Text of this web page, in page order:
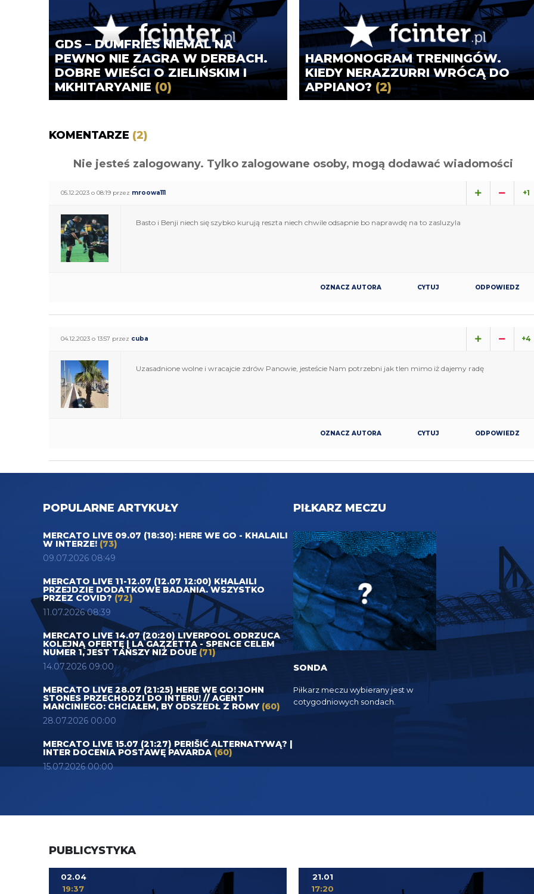
GDS – DUMFRIES NIEMAL NA
PEWNO NIE ZAGRA W DERBACH.
DOBRE WIEŚCI O ZIELIŃSKIM I
MKHITARYANIE(0)
HARMONOGRAM TRENINGÓW.
KIEDY NERAZZURRI WRÓCĄ DO
APPIANO? (2)
KOMENTARZE (2)
Nie jesteś zalogowany. Tylko zalogowane osoby, mogą dodawać wiadomości
05.12.2023 o 08:19 przez mroowa111 +1
Basto i Benji niech się szybko kurują reszta niech chwile odsapnie bo naprawdę na to zasluzyla
OZNACZ AUTORA CYTUJ ODPOWIEDZ
04.12.2023 o 13:57 przez cuba +4
Uzasadnione wolne i wracajcie zdrów Panowie, jesteście Nam potrzebni jak tlen mimo iż dajemy radę
OZNACZ AUTORA CYTUJ ODPOWIEDZ
POPULARNE ARTYKUŁY
MERCATO LIVE 09.07 (18:30): HERE WE GO - KHALAILI
W INTERZE! (73)
09.07.2026 08:49
MERCATO LIVE 11-12.07 (12.07 12:00) KHALAILI
PRZEJDZIE DODATKOWE BADANIA. WSZYSTKO
PRZEZ COVID? (72)
11.07.2026 08:39
MERCATO LIVE 14.07 (20:20) LIVERPOOL ODRZUCA
KOLEJNĄ OFERTĘ | LA GAZZETTA - SPENCE CELEM
NUMER 1, JEST TAŃSZY NIŻ DOUE(71)
14.07.2026 09:00
MERCATO LIVE 28.07 (21:25) HERE WE GO! JOHN
STONES PRZECHODZI DO INTERU! // AGENT
MANCINIEGO: CHCIAŁEM, BY ODSZEDŁ Z ROMY (60)
28.07.2026 00:00
MERCATO LIVE 15.07 (21:27) PERIŠIĆ ALTERNATYWĄ? |
INTER DOCENIA POSTAWĘ PAVARDA (60)
15.07.2026 00:00
PIŁKARZ MECZU
SONDA
Piłkarz meczu wybierany jest w
cotygodniowych sondach.
PUBLICYSTYKA
02.04
19:37
21.01
17:20